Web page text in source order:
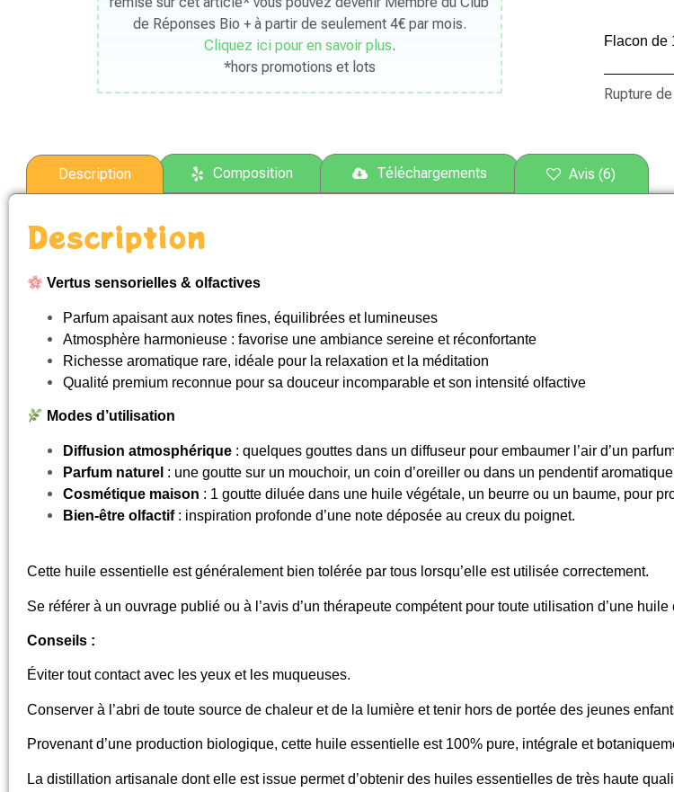
de Réponses Bio + à partir de seulement 4€ par mois.
Cliquez ici pour en savoir plus.
*hors promotions et lots
Flacon de
Rupture
Description Composition Téléchargements Avis (6)
Description
Vertus sensorielles & olfactives
Parfum apaisant aux notes fines, équilibrées et lumineuses
Atmosphère harmonieuse : favorise une ambiance sereine et réconfortante
Richesse aromatique rare, idéale pour la relaxation et la méditation
Qualité premium reconnue pour sa douceur incomparable et son intensité olfactive
Modes d’utilisation
Diffusion atmosphérique : quelques gouttes dans un diffuseur pour embaumer l’air d’un
Parfum naturel : une goutte sur un mouchoir, un coin d’oreiller ou dans un pendentif
Cosmétique maison : 1 goutte diluée dans une huile végétale, un beurre ou un baume, pour
Bien-être olfactif: inspiration profonde d’une note déposée au creux du poignet.
Cette huile essentielle est généralement bien tolérée par tous lorsqu’elle est utilisée correctement.
Se référer à un ouvrage publié ou à l’avis d’un thérapeute compétent pour toute utilisation d’une huile
Conseils :
Éviter tout contact avec les yeux et les muqueuses.
Conserver à l’abri de toute source de chaleur et de la lumière et tenir hors de portée des jeunes
Provenant d’une production biologique, cette huile essentielle est 100% pure, intégrale et
La distillation artisanale dont elle est issue permet d’obtenir des huiles essentielles de très haute